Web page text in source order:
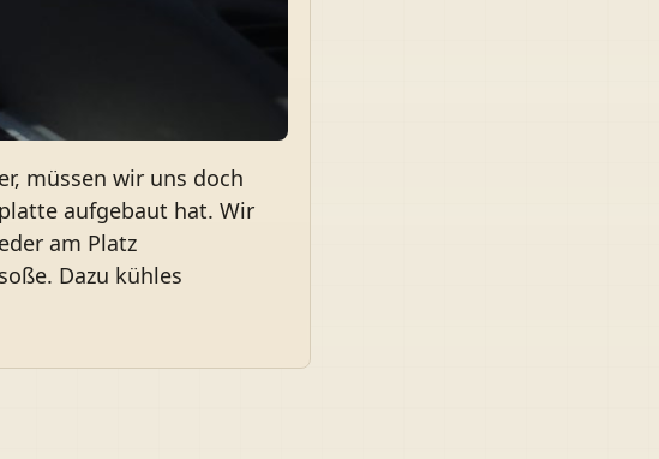
müssen wir uns doch
aufgebaut hat. Wir
am Platz
Dazu kühles